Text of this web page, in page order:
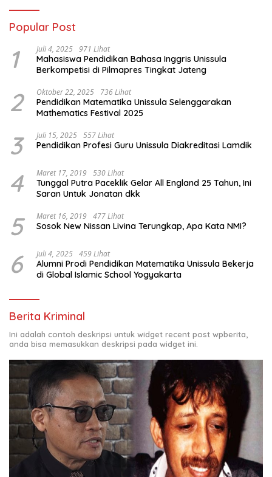
Popular Post
1 Juli 4, 2025 971 Lihat
Mahasiswa Pendidikan Bahasa Inggris Unissula
Berkompetisi di Pilmapres Tingkat Jateng
2 Oktober 22, 2025 736 Lihat
Pendidikan Matematika Unissula Selenggarakan
Mathematics Festival 2025
3 Juli 15, 2025 557 Lihat
Pendidikan Profesi Guru Unissula Diakreditasi Lamdik
4 Maret 17, 2019 530 Lihat
Tunggal Putra Paceklik Gelar All England 25 Tahun, Ini
Saran Untuk Jonatan dkk
5 Maret 16, 2019 477 Lihat
Sosok New Nissan Livina Terungkap, Apa Kata NMI?
6 Juli 4, 2025 459 Lihat
Alumni Prodi Pendidikan Matematika Unissula Bekerja
di Global Islamic School Yogyakarta
Berita Kriminal
Ini adalah contoh deskripsi untuk widget recent post wpberita,
anda bisa memasukkan deskripsi pada widget ini.